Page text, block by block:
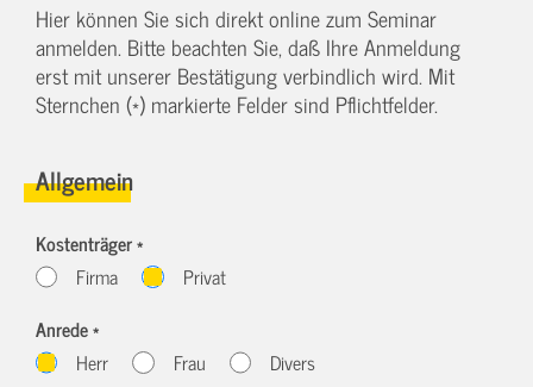
Hier können Sie sich direkt online zum Seminar
anmelden. Bitte beachten Sie, daß Ihre Anmeldung
erst mit unserer Bestätigung verbindlich wird. Mit
Sternchen (*) markierte Felder sind Pflichtfelder.
Allgemein
Kostenträger *
Firma
Privat
Anrede *
Herr
Frau Divers